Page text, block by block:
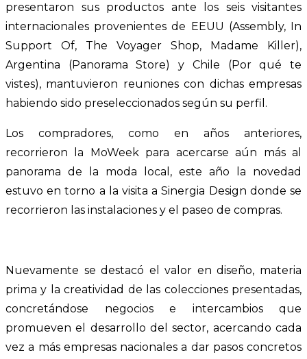
presentaron sus productos ante los seis visitantes
internacionales provenientes de EEUU (Assembly, In
Support Of, The Voyager Shop, Madame Killer),
Argentina (Panorama Store) y Chile (Por qué te
vistes), mantuvieron reuniones con dichas empresas
habiendo sido preseleccionados según su perfil.
Los compradores, como en años anteriores,
recorrieron la MoWeek para acercarse aún más al
panorama de la moda local, este año la novedad
estuvo en torno a la visita a Sinergia Design donde se
recorrieron las instalaciones y el paseo de compras.
Nuevamente se destacó el valor en diseño, materia
prima y la creatividad de las colecciones presentadas,
concretándose negocios e intercambios que
promueven el desarrollo del sector, acercando cada
vez a más empresas nacionales a dar pasos concretos